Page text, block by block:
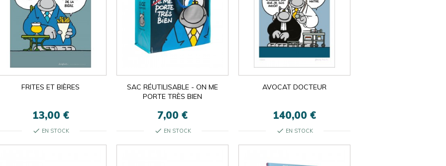
FRITES ET BIÈRES
13,00 €
check EN STOCK
SAC RÉUTILISABLE - ON ME
PORTE TRÈS BIEN
7,00 €
check EN STOCK
AVOCAT DOCTEUR
140,00 €
check EN STOCK